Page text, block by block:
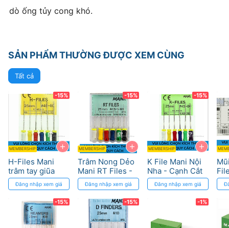
dò ống tủy cong khó.
SẢN PHẨM THƯỜNG ĐƯỢC XEM CÙNG
Tất cả
+
-15%
MEMBERSHIP
H-Files Mani
trâm tay giũa
chuẩn ISO, độ
thuôn chính xác
Đăng nhập xem giá
-15%
+
-15%
MEMBERSHIP
Trâm Nong Dẻo
Mani RT Files -
Dụng Cụ Lấy Tủy
Hiệu Quả
Đăng nhập xem giá
-15%
+
-15%
MEMBERSHIP
K File Mani Nội
Nha - Cạnh Cắt
Sắc, Chuẩn ISO
Đăng nhập xem giá
-1%